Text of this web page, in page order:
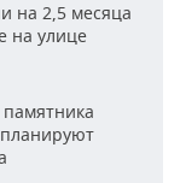
на 2,5 месяца
на улице
памятника